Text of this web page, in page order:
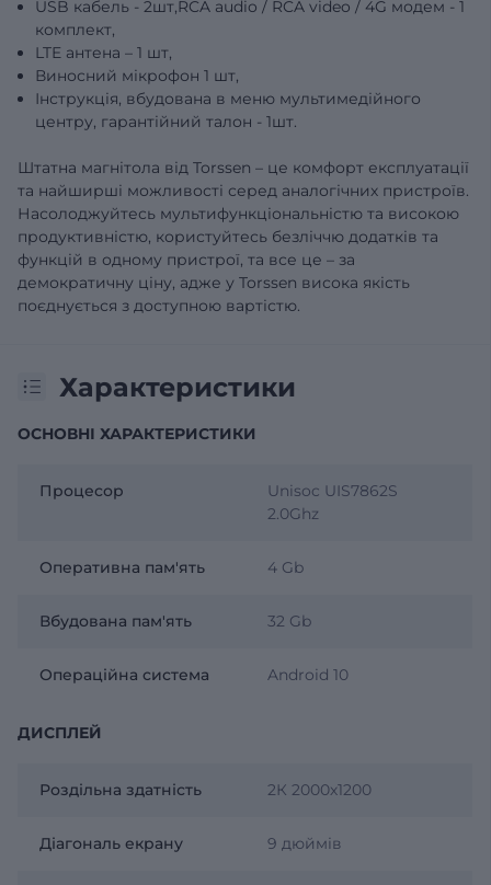
USB кабель - 2шт,RCA audio / RCA video / 4G модем - 1
комплект,
LTE антена – 1 шт,
Виносний мікрофон 1 шт,
Інструкція, вбудована в меню мультимедійного
центру, гарантійний талон - 1шт.
Штатна магнітола від Torssen – це комфорт експлуатації
та найширші можливості серед аналогічних пристроїв.
Насолоджуйтесь мультифункціональністю та високою
продуктивністю, користуйтесь безліччю додатків та
функцій в одному пристрої, та все це – за
демократичну ціну, адже у Torssen висока якість
поєднується з доступною вартістю.
Характеристики
ОСНОВНІ ХАРАКТЕРИСТИКИ
Процесор
Unisoc UIS7862S
2.0Ghz
Оперативна пам'ять 4 Gb
Вбудована пам'ять 32 Gb
Операційна система Android 10
ДИСПЛЕЙ
Роздільна здатність 2К 2000х1200
Діагональ екрану 9 дюймів